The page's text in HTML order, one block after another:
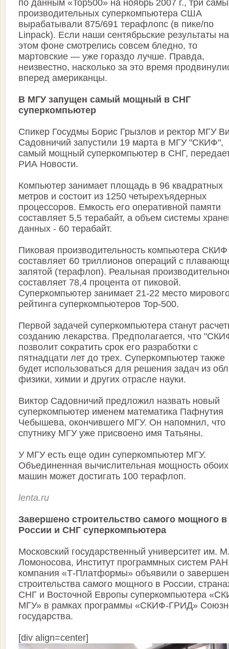
по данным «Top500» на ноябрь 2007 г., три
производительных суперкомпьютера США
вырабатывали 875/691 терафлопс (в пике/по
Linpack). Если наши сентябрьские результаты на
этом фоне смотрелись совсем бледно, то
мартовские — уже гораздо лучше. Правда,
неизвестно, насколько за это время
вперед американцы.
В МГУ запущен самый мощный в СНГ
суперкомпьютер
Спикер Госудмы Борис Грызлов и ректор МГУ
Садовничий запустили 19 марта в МГУ "СКИФ",
самый мощный суперкомпьютер в СНГ,
РИА Новости.
Компьютер занимает площадь в 96 квадратных
метров и состоит из 1250 четырехъядерных
процессоров. Емкость его оперативной памяти
составляет 5,5 терабайт, а объем системы
данных - 60 терабайт.
Пиковая производительность компьютера
составляет 60 триллионов операций с
запятой (терафлоп). Реальная
составляет 78,4 процента от пиковой.
Суперкомпьютер занимает 21-22 место
рейтинга суперкомпьютеров Top-500.
Первой задачей суперкомпьютера станут
созданию лекарства. Предполагается, что
позволит сократить срок его разработки с
пятнадцати лет до трех. Суперкомпьютер также
будет использоваться для решения задач из
физики, химии и других отрасле науки.
Виктор Садовничий предложил назвать новый
суперкомпьютер именем математика Пафнутия
Чебышева, окончившего МГУ. Он напомнил, что
спутнику МГУ уже присвоено имя Татьяны.
У МГУ есть еще один суперкомпьютер МГУ.
Объединенная вычислительная мощность обоих
машин может достигать 100 терафлоп.
lenta.ru
Завершено строительство самого мощного в
России и СНГ суперкомпьютера
Московский государственный университет им.
Ломоносова, Институт программных систем
компания «Т-Платформы» объявили о
строительства самого мощного в России,
СНГ и Восточной Европы суперкомпьютера
МГУ» в рамках программы «СКИФ-ГРИД»
государства.
[div align=center]